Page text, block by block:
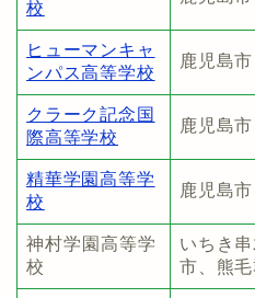
校
ヒューマンキャ
ンパス高等学校
鹿児島市
クラーク記念国
際高等学校
鹿児島市
精華学園高等学
校
鹿児島市
神村学園高等学
校
いちき
市、熊毛